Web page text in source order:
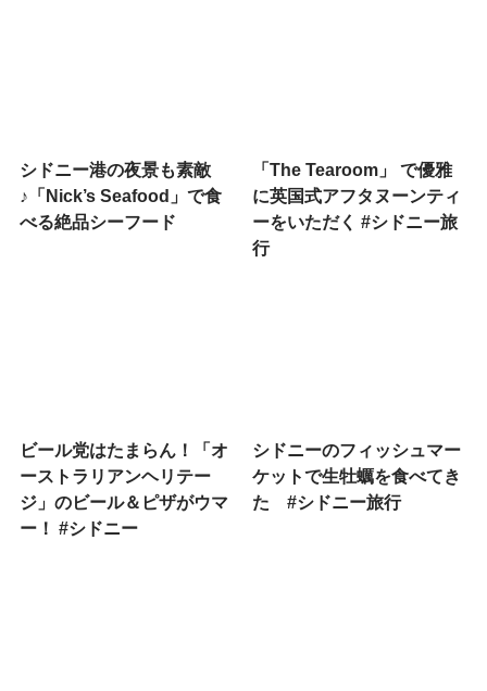
シドニー港の夜景も素敵
♪「Nick’s Seafood」で食
べる絶品シーフード
「The Tearoom」 で優雅
に英国式アフタヌーンティ
ーをいただく #シドニー旅
行
ビール党はたまらん！「オ
ーストラリアンヘリテー
ジ」のビール＆ピザがウマ
ー！ #シドニー
シドニーのフィッシュマー
ケットで生牡蠣を食べてき
た #シドニー旅行